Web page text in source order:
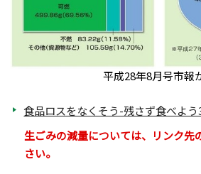
平成28年8月号市報
食品ロスをなくそう-残さず食べよ
生ごみの減量については、リンク先
さい。